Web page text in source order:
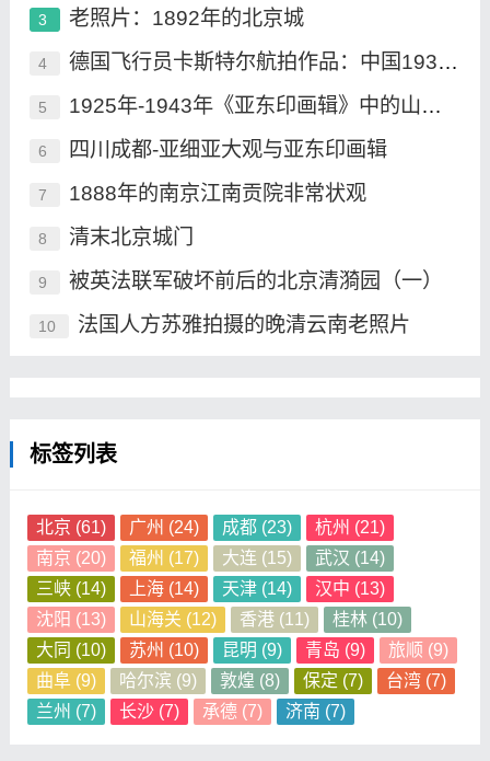
3 老照片：1892年的北京城
4 德国飞行员卡斯特尔航拍作品：中国1930年
5 1925年-1943年《亚东印画辑》中的山海关
6 四川成都-亚细亚大观与亚东印画辑
7 1888年的南京江南贡院非常状观
8 清末北京城门
9 被英法联军破坏前后的北京清漪园（一）
10 法国人方苏雅拍摄的晚清云南老照片
标签列表
北京 (61) 广州 (24) 成都(23) 杭州 (21)
南京 (20) 福州 (17) 大连 (15) 武汉 (14)
三峡(14) 上海(14) 天津(14) 汉中 (13)
沈阳 (13) 山海关 (12) 香港(11) 桂林(10)
大同 (10) 苏州 (10) 昆明 (9) 青岛 (9) 旅顺 (9)
曲阜(9) 哈尔滨 (9) 敦煌 (8) 保定 (7) 台湾(7)
兰州 (7) 长沙(7) 承德(7) 济南 (7)